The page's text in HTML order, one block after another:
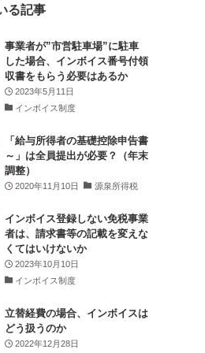
る記事
事業者が”市営駐車場”に駐車
した場合、インボイス番号付領
収書をもらう必要はあるか
2023年5月11日
インボイス制度
「給与所得者の基礎控除申告書
～」は全員提出が必要？（年末
調整）
2020年11月10日 源泉所得税
インボイス登録しない免税事業
者は、請求書等の記載を変えな
くてはいけないか
2023年10月10日
インボイス制度
立替経費の場合、インボイスは
どう扱うのか
2022年12月28日